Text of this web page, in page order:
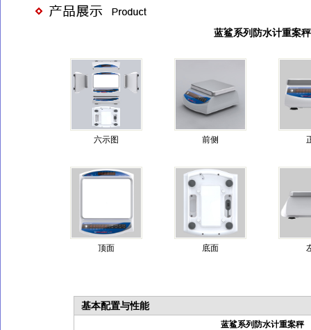
蓝鲨系列防水计重案秤
六示图 前侧
顶面 底面
基本配置与性能
蓝鲨系列防水计重案秤